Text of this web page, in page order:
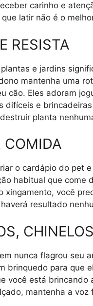
carinho e
latir não é o
RESISTA
e jardins
mantenha uma
cão. Eles adoram
difíceis e
planta
COMIDA
o cardápio do pet
habitual que come
xingamento, você
resultado
nunca flagrou seu
brinquedo para que
você está brincando
mantenha a voz